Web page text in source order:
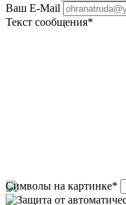
Ваш E-Mail
Текст сообщения*
Символы на картинке*